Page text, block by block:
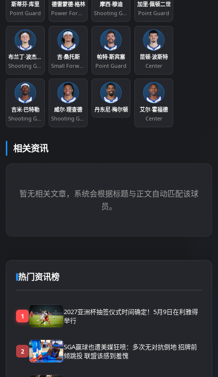
斯蒂芬·库里
Point Guard
德雷蒙德·格林
Power Forward
摩西·穆迪
Shooting Guard
加里·佩顿二世
Point Guard
布兰丁·波杰姆斯基
Shooting Guard
吉·桑托斯
Small Forward
帕特·斯宾塞
Point Guard
昆顿·波斯特
Center
吉米·巴特勒
Shooting Guard
威尔·理查德
Shooting Guard
丹东尼·梅尔顿
艾尔·霍福德
Center
相关资讯
暂无相关文章，系统会根据标题与正文自动匹配该球
员。
热门资讯榜
1
2027亚洲杯抽签仪式时间确定！5月9日在利雅得
举行
2
SGA赢球也遭美媒狂喷：多次无对抗倒地 招牌前
倾跳投 联盟该感到羞愧